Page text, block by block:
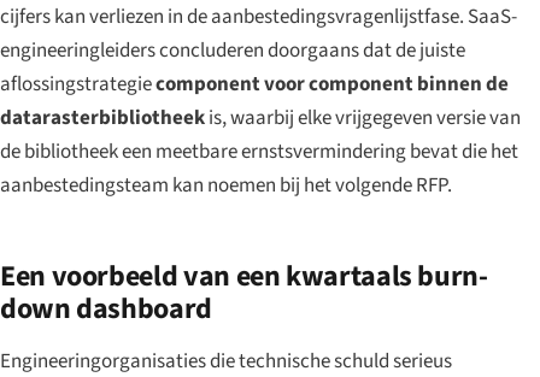
cijfers kan verliezen in de aanbestedingsvragenlijstfase. SaaS-
engineeringleiders concluderen doorgaans dat de juiste
aflossingstrategiecomponent voor component binnen de
datarasterbibliotheekis, waarbij elke vrijgegeven versie van
de bibliotheek een meetbare ernstsvermindering bevat die het
aanbestedingsteam kan noemen bij het volgende RFP.
Een voorbeeld van een kwartaals burn-
down dashboard
Engineeringorganisaties die technische schuld serieus